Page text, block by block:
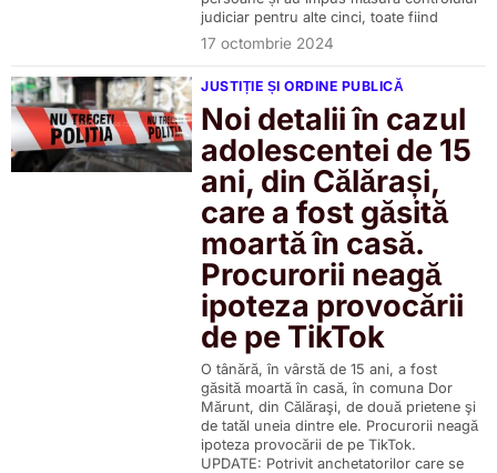
judiciar pentru alte cinci, toate fiind
17 octombrie 2024
JUSTIȚIE ȘI ORDINE PUBLICĂ
Noi detalii în cazul
adolescentei de 15
ani, din Călărași,
care a fost găsită
moartă în casă.
Procurorii neagă
ipoteza provocării
de pe TikTok
O tânără, în vârstă de 15 ani, a fost
găsită moartă în casă, în comuna Dor
Mărunt, din Călăraşi, de două prietene şi
de tatăl uneia dintre ele. Procurorii neagă
ipoteza provocării de pe TikTok.
UPDATE: Potrivit anchetatorilor care se